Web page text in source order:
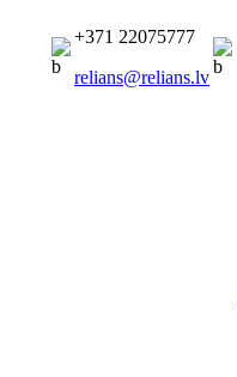
+371 22075777
relians@relians.lv